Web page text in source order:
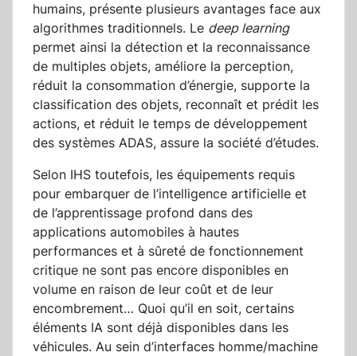
humains, présente plusieurs avantages face aux
algorithmes traditionnels. Le deep learning
permet ainsi la détection et la reconnaissance
de multiples objets, améliore la perception,
réduit la consommation d’énergie, supporte la
classification des objets, reconnaît et prédit les
actions, et réduit le temps de développement
des systèmes ADAS, assure la société d’études.
Selon IHS toutefois, les équipements requis
pour embarquer de l’intelligence artificielle et
de l’apprentissage profond dans des
applications automobiles à hautes
performances et à sûreté de fonctionnement
critique ne sont pas encore disponibles en
volume en raison de leur coût et de leur
encombrement… Quoi qu’il en soit, certains
éléments IA sont déjà disponibles dans les
véhicules. Au sein d’interfaces homme/machine